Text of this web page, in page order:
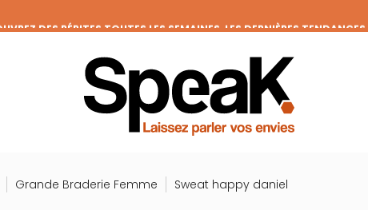
FRAIS DE PORT OFFERTS DÈS 50€ D'ACHAT (HORS REMISES)
DEVENEZ MEMBRE DE LA CLIQUE ET BÉNÉFICIEZ DE NOMBREUX
GRANDE BRADERIE : TOUTES VOS ENVIES À PRIX RONDS !
Grande Braderie Femme Sweat happy daniel